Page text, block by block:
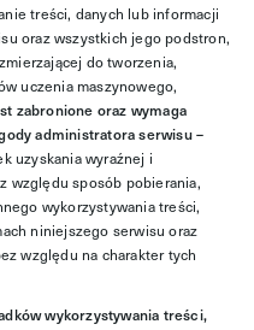
treści, danych lub informacji
oraz wszystkich jego podstron,
do tworzenia,
uczenia maszynowego,
zabronione oraz wymaga
administratora serwisu –
uzyskania wyraźnej i
względu sposób pobierania,
wykorzystywania treści,
niniejszego serwisu oraz
względu na charakter tych
wykorzystywania treści,